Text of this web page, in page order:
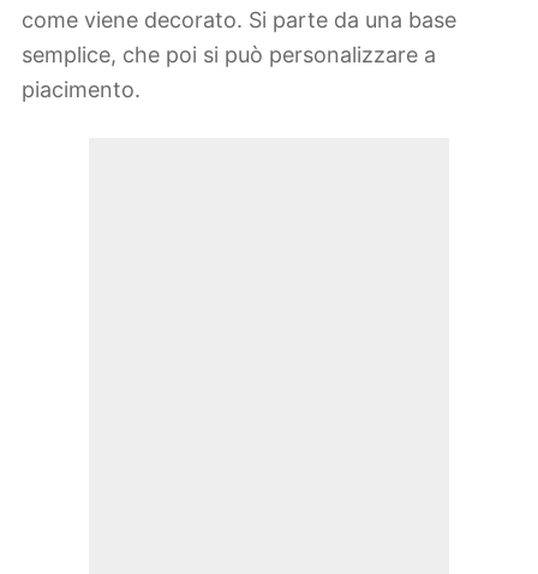
come viene decorato. Si parte da una base
semplice, che poi si può personalizzare a
piacimento.